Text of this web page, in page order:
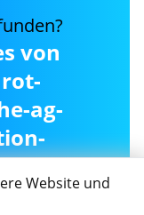
Website und
von
ag-
Jobs